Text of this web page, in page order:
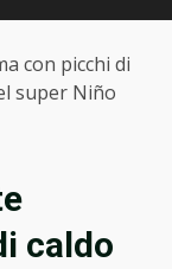
con picchi di
super Niño
caldo